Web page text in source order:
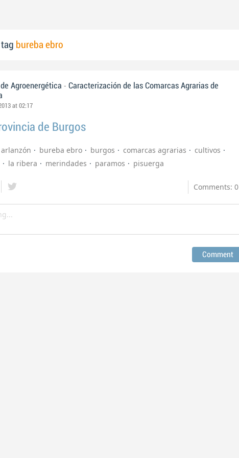
bureba ebro
Agroenergética - Caracterización de las Comarcas Agrarias de
at 02:17
de Burgos
arlanzón bureba ebro burgos comarcas agrarias
cultivos
la ribera merindades paramos pisuerga
Comments: 0